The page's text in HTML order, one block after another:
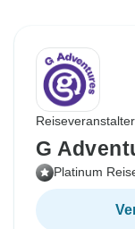
Reiseveranstalter
G
Platinum